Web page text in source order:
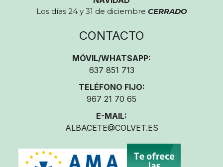
Los días 24 y 31 de diciembre CERRADO
CONTACTO
MÓVIL/WHATSAPP:
637 851 713
TELÉFONO FIJO:
967 21 70 65
E-MAIL:
ALBACETE@COLVET.ES